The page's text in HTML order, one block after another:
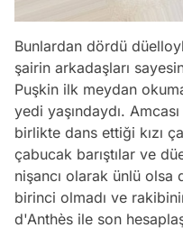
Bunlardan dördü
şairin arkadaşları
Puşkin ilk meydan
yedi yaşındaydı.
birlikte dans ettiği kızı
çabucak barıştılar ve
nişancı olarak ünlü
birinci olmadı ve
d'Anthès ile son